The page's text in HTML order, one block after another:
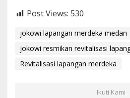
Post Views: 530
jokowi lapangan merdeka medan
jokowi resmikan revitalisasi
Revitalisasi lapangan merdeka
Ikuti Kami